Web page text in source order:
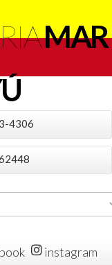
MAR
4306
instagram